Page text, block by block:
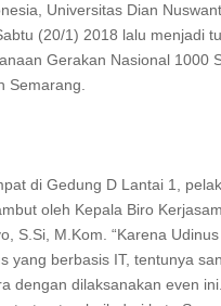
Universitas Dian
(20/1) 2018 lalu menjadi
Gerakan Nasional 1000
Semarang.
di Gedung D Lantai 1,
oleh Kepala Biro
S.Si, M.Kom. “Karena
yang berbasis IT, tentunya
dengan dilaksanakan even